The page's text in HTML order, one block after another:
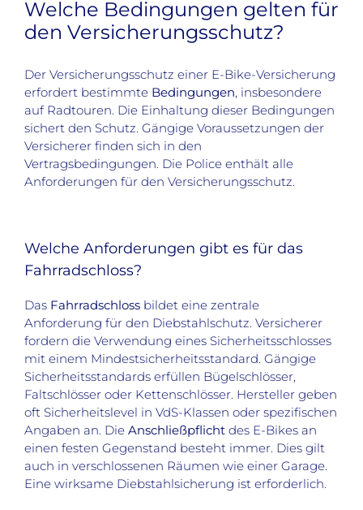
Welche Bedingungen gelten für
den Versicherungsschutz?
Der Versicherungsschutz einer E-Bike-Versicherung
erfordert bestimmte Bedingungen, insbesondere
auf Radtouren. Die Einhaltung dieser Bedingungen
sichert den Schutz. Gängige Voraussetzungen der
Versicherer finden sich in den
Vertragsbedingungen. Die Police enthält alle
Anforderungen für den Versicherungsschutz.
Welche Anforderungen gibt es für das
Fahrradschloss?
Das Fahrradschlossbildet eine zentrale
Anforderung für den Diebstahlschutz. Versicherer
fordern die Verwendung eines Sicherheitsschlosses
mit einem Mindestsicherheitsstandard. Gängige
Sicherheitsstandards erfüllen Bügelschlösser,
Faltschlösser oder Kettenschlösser. Hersteller geben
oft Sicherheitslevel in VdS-Klassen oder spezifischen
Angaben an. Die Anschließpflichtdes E-Bikes an
einen festen Gegenstand besteht immer. Dies gilt
auch in verschlossenen Räumen wie einer Garage.
Eine wirksame Diebstahlsicherung ist erforderlich.